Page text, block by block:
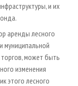
и их
аренды лесного
муниципальной
может быть
изменения
этого лесного